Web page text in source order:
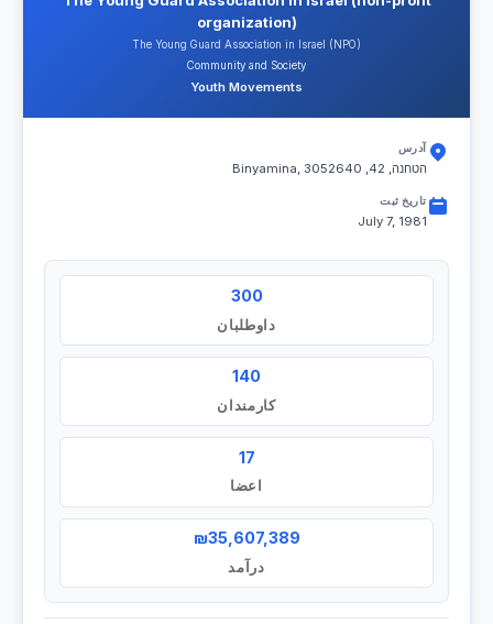
organization)
The Young Guard Association in Israel (NPO)
Community and Society
Youth Movements
آدرس
הטחנה, 42, Binyamina, 3052640
تاریخ ثبت
July 7, 1981
300
داوطلبان
140
کارمندان
17
اعضا
₪35,607,389
درآمد